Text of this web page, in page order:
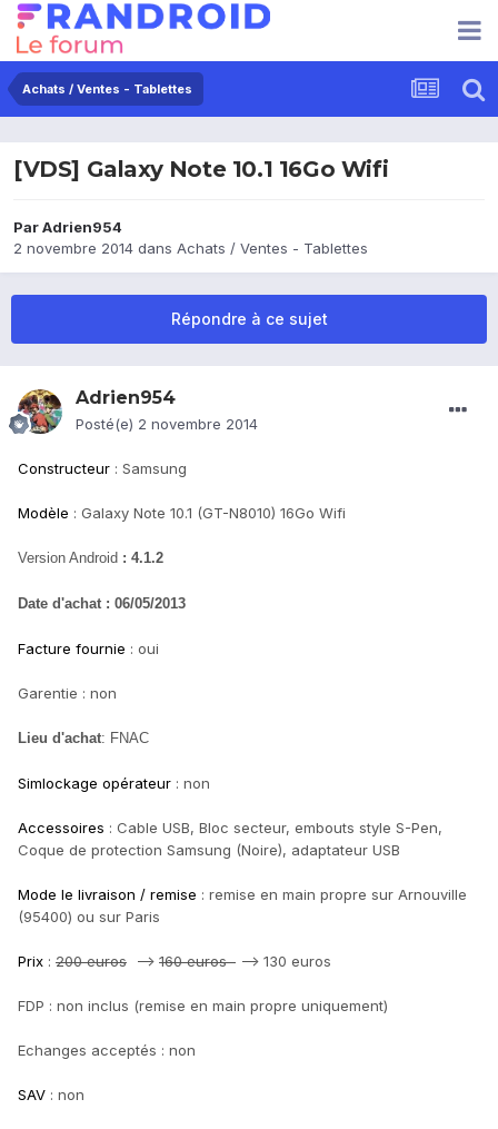
Achats / Ventes - Tablettes
[VDS] Galaxy Note 10.1 16Go Wifi
ParAdrien954
2 novembre 2014 dans Achats / Ventes - Tablettes
Répondre à ce sujet
Adrien954
Posté(e) 2 novembre 2014
Constructeur : Samsung
Modèle : Galaxy Note 10.1 (GT-N8010) 16Go Wifi
Version Android : 4.1.2
Date d'achat : 06/05/2013
Facture fournie : oui
Garentie : non
Lieu d'achat: FNAC
Simlockage opérateur : non
Accessoires : Cable USB, Bloc secteur, embouts style S-Pen,
Coque de protection Samsung (Noire), adaptateur USB
Mode le livraison / remise : remise en main propre sur Arnouville
(95400) ou sur Paris
Prix : 200 euros --> 160 euros --> 130 euros
FDP : non inclus (remise en main propre uniquement)
Echanges acceptés : non
SAV : non